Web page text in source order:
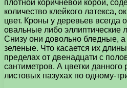
плотной коричневой корой,
количество клейкого латекса,
цвет. Кроны у деревьев всегда
овальные либо эллиптические
Снизу они довольно бледные,
зеленые. Что касается их
пределах от двенадцати с
сантиметров. А цветки данного
листовых пазухах по одному-